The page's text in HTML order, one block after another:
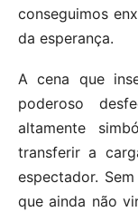
conseguimos
da esperança.
A cena que
poderoso
altamente
transferir a
espectador.
que ainda não